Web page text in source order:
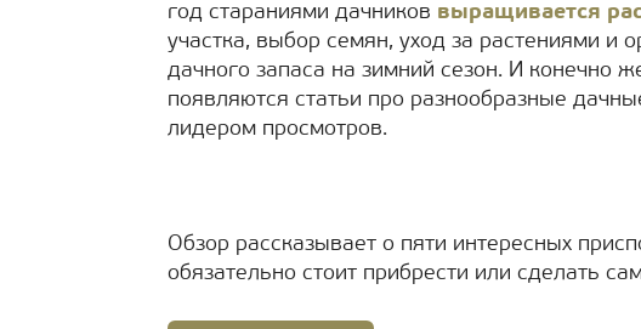
год стараниями дачников выращивается
участка, выбор семян, уход за растениями и
дачного запаса на зимний сезон. И конечно
появляются статьи про разнообразные
лидером просмотров.
Обзор рассказывает о пяти интересных
обязательно стоит прибрести или сделать